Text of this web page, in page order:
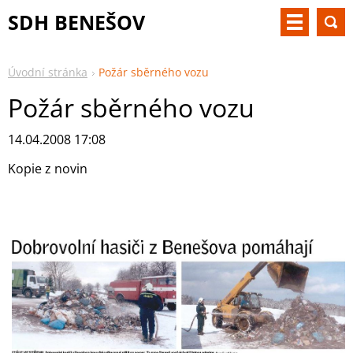
SDH BENEŠOV
Úvodní stránka Požár sběrného vozu
Požár sběrného vozu
14.04.2008 17:08
Kopie z novin